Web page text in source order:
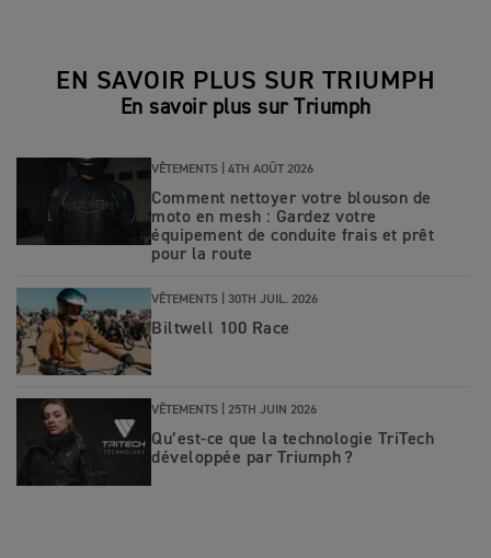
EN SAVOIR PLUS SUR TRIUMPH
En savoir plus sur Triumph
VÊTEMENTS | 4TH AOÛT 2026
Comment nettoyer votre blouson de
moto en mesh : Gardez votre
équipement de conduite frais et prêt
pour la route
VÊTEMENTS | 30TH JUIL. 2026
Biltwell 100 Race
VÊTEMENTS | 25TH JUIN 2026
Qu’est‑ce que la technologie TriTech
développée par Triumph ?